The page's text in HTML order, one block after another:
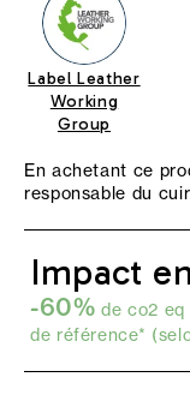
Label Leather
Working
Group
En achetant ce
responsable du
Impact
-60% de co2
de référence*